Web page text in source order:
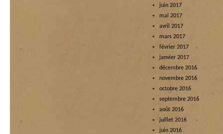
juin 2017
mai 2017
avril 2017
mars 2017
février 2017
janvier 2017
décembre 2016
novembre 2016
octobre 2016
septembre 2016
août 2016
juillet 2016
juin 2016